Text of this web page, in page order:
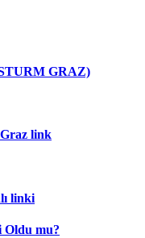
GRAZ)
link
linki
Oldu mu?